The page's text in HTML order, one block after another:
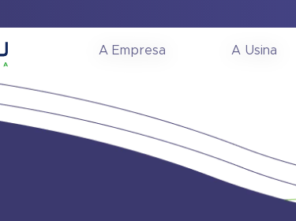
A Empresa A Usina
Ata Assembleia